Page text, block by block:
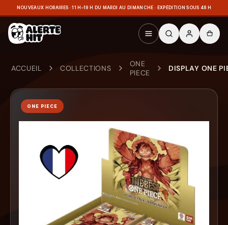
NOUVEAUX HORAIRES · 11 H–19 H DU MARDI AU DIMANCHE · EXPÉDITION SOUS 48 H
ACCUEIL COLLECTIONS
ONE
PIECE
DISPLAY ONE
ONE PIECE